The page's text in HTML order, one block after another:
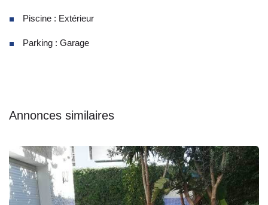
Piscine : Extérieur
Parking : Garage
Annonces similaires